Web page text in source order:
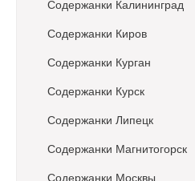
Содержанки Калининград
Содержанки Киров
Содержанки Курган
Содержанки Курск
Содержанки Липецк
Содержанки Магнитогорск
Содержанки Москвы